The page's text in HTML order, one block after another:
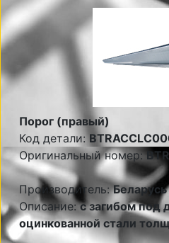
Порог (правый)
Код детали:
Оригинальный номер:
Производитель:Беларусь
Описание:с загибом под
оцинкованной стали